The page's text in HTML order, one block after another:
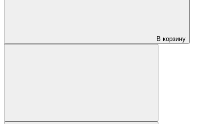
В корзину